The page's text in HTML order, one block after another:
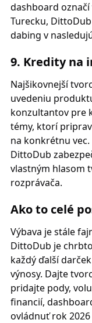
dashboard
Turecku,
dabing v
9. Kredity na
Najšikovnejší
uvedeniu
konzultantov pre
témy, ktorí
na konkrétnu
DittoDub
vlastným hlasom
rozprávača.
Ako to celé
Výbava je stále
DittoDub je
každý ďalší
výnosy. Dajte
pridajte pody,
financií,
ovládnuť rok